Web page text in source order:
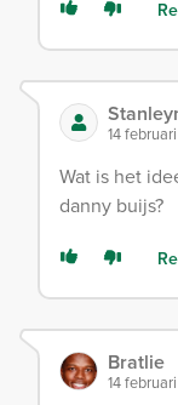
14
Wat is het
danny buijs?
Bratlie
14